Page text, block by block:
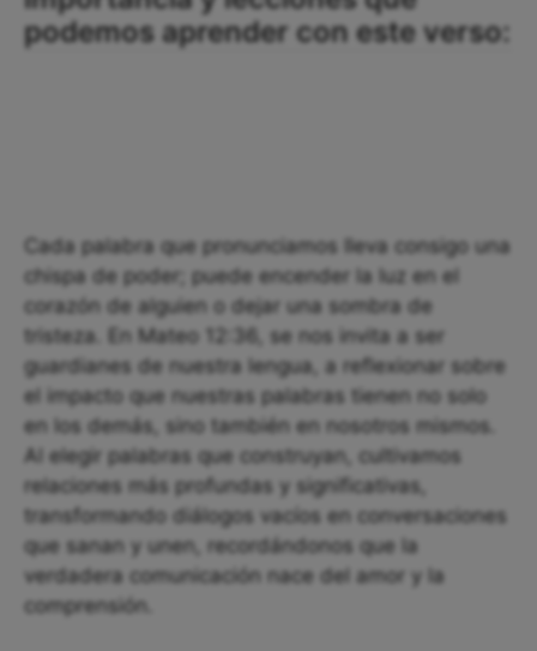
podemos aprender con este verso:
Cada palabra que pronunciamos lleva consigo una
chispa de poder; puede encender la luz en el
corazón de alguien o dejar una sombra de
tristeza. En Mateo 12:36, se nos invita a ser
guardianes de nuestra lengua, a reflexionar sobre
el impacto que nuestras palabras tienen no solo
en los demás, sino también en nosotros mismos.
Al elegir palabras que construyan, cultivamos
relaciones más profundas y significativas,
transformando diálogos vacíos en conversaciones
que sanan y unen, recordándonos que la
verdadera comunicación nace del amor y la
comprensión.